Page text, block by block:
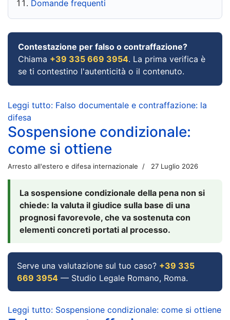
Domande frequenti
Contestazione per falso o contraffazione?
Chiama +39 335 669 3954. La prima verifica è
se ti contestino l'autenticità o il contenuto.
Leggi tutto: Falso documentale e contraffazione: la
difesa
Sospensione condizionale:
come si ottiene
Arresto all'estero e difesa internazionale 27 Luglio 2026
La sospensione condizionale della pena non si
chiede: la valuta il giudice sulla base di una
prognosi favorevole, che va sostenuta con
elementi concreti portati al processo.
Serve una valutazione sul tuo caso? +39 335
669 3954 — Studio Legale Romano, Roma.
Leggi tutto: Sospensione condizionale: come si ottiene